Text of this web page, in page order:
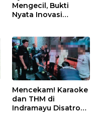
Mengecil, Bukti
Nyata Inovasi
Balongan Dukung
Net Zero Emission
2060
Mencekam! Karaoke
dan THM di
Indramayu Disatroni